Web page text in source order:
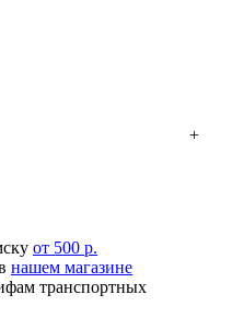
+
от 500 р.
нашем магазине
транспортных